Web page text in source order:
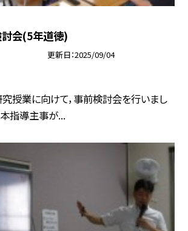
会(5年道徳)
更新日 2025/09/04
授業に向けて，事前検討会を行いまし
指導主事が...